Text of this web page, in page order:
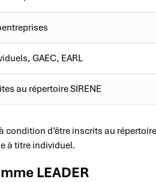
GAEC, EARL
au répertoire SIRENE
d’être inscrits au
à titre individuel.
LEADER